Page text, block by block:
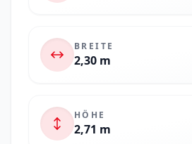
BREITE
2,30 m
HÖHE
2,71 m